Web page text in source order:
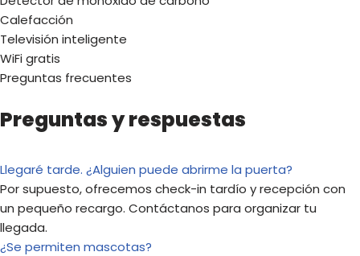
Calefacción
Televisión inteligente
WiFi gratis
Preguntas frecuentes
Preguntas y respuestas
Llegaré tarde. ¿Alguien puede abrirme la puerta?
Por supuesto, ofrecemos check-in tardío y recepción con
un pequeño recargo. Contáctanos para organizar tu
llegada.
¿Se permiten mascotas?